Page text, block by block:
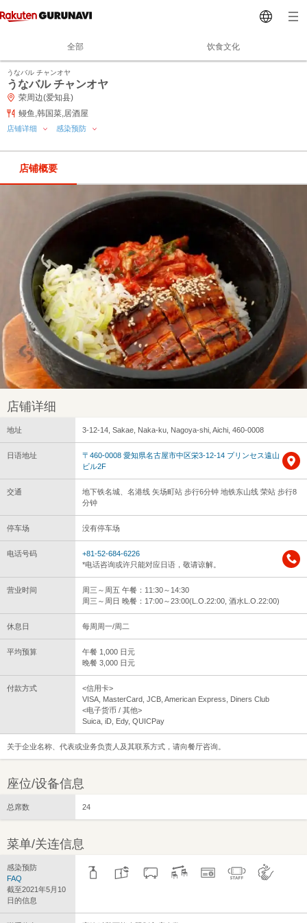
全部 饮食文化
うなバル チャンオヤ
うなバル チャンオヤ
荣周边(爱知县)
鳗鱼,韩国菜,居酒屋
店铺详细 感染预防
店铺概要
店铺详细
地址 3-12-14, Sakae, Naka-ku, Nagoya-shi, Aichi, 460-0008
日语地址
〒460-0008 愛知県名古屋市中区栄3-12-14 プリンセス遠山
ビル2F
交通
地下铁名城、名港线 矢场町站 步行6分钟 地铁东山线 荣站 步行8
分钟
停车场 没有停车场
电话号码
+81-52-684-6226
*电话咨询或许只能对应日语，敬请谅解。
营业时间
周三～周五 午餐：11:30～14:30
周三～周日 晚餐：17:00～23:00(L.O.22:00, 酒水L.O.22:00)
休息日 每周周一/周二
平均预算
午餐 1,000 日元
晚餐 3,000 日元
付款方式
<信用卡>
VISA, MasterCard, JCB, American Express, Diners Club
<电子货币 / 其他>
Suica, iD, Edy, QUICPay
关于企业名称、代表或业务负责人及其联系方式，请向餐厅咨询。
座位/设备信息
总席数 24
菜单/关连信息
感染预防
FAQ
截至2021年5月10
日的信息